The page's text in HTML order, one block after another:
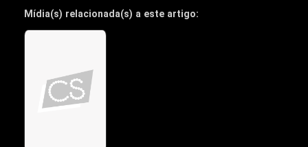
Mídia(s) relacionada(s) a este artigo: